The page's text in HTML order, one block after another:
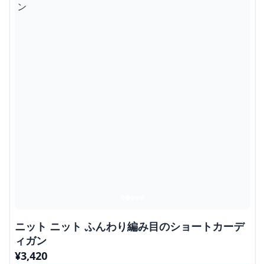
ニット ニット ふんわり編み目のショートカーデ
ィガン
¥3,420